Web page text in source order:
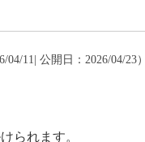
04/11| 公開日：2026/04/23）
られます。